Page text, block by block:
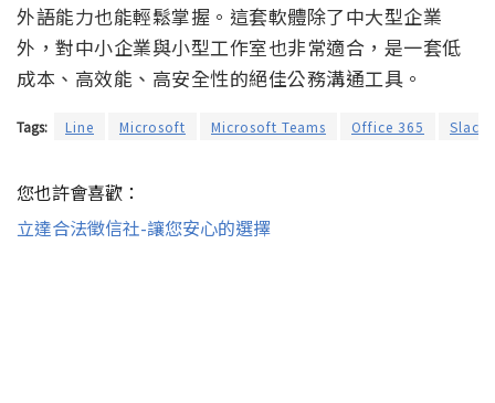
外語能力也能輕鬆掌握。這套軟體除了中大型企業
外，對中小企業與小型工作室也非常適合，是一套低
成本、高效能、高安全性的絕佳公務溝通工具。
Tags: Line Microsoft Microsoft Teams Office 365 Slack
您也許會喜歡：
立達合法徵信社-讓您安心的選擇